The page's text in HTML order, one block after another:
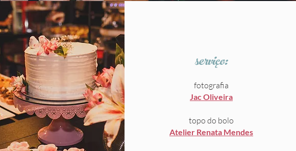
serviço:
fotografia
Jac Oliveira
topo do bolo
Atelier Renata Mendes